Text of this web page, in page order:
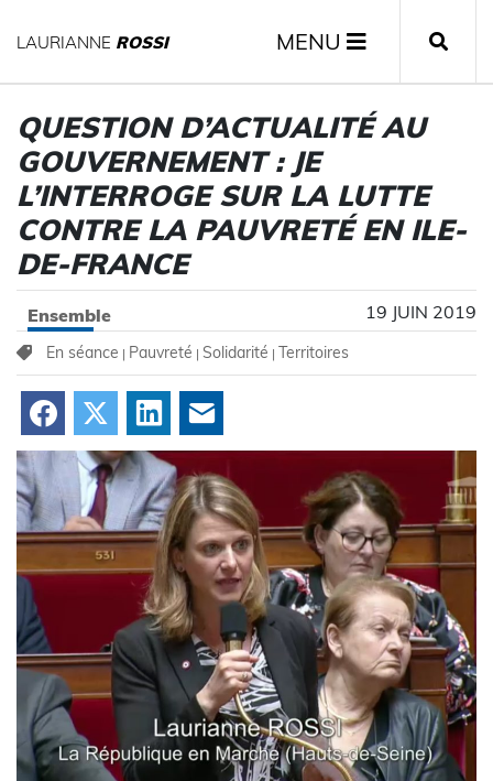
LAURIANNE ROSSI MENU
QUESTION D’ACTUALITÉ AU
GOUVERNEMENT : JE
L’INTERROGE SUR LA LUTTE
CONTRE LA PAUVRETÉ EN ILE-
DE-FRANCE
Ensemble 19 JUIN 2019
En séance | Pauvreté | Solidarité | Territoires
Facebook LinkedIn